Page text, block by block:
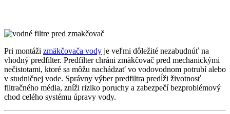
Pri montáži zmäkčovača vody je veľmi dôležité nezabudnúť na
vhodný predfilter. Predfilter chráni zmäkčovač pred mechanickými
nečistotami, ktoré sa môžu nachádzať vo vodovodnom potrubí alebo
v studničnej vode. Správny výber predfiltra predĺži životnosť
filtračného média, zníži riziko poruchy a zabezpečí bezproblémový
chod celého systému úpravy vody.